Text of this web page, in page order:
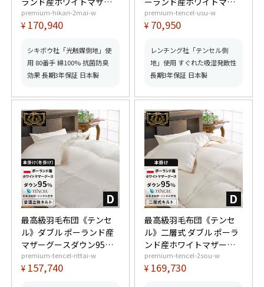
グースダウン95% (440dp
以上)合掛1.2kg、肌掛
【6つ星プレミアムゴール
ド取得】【グッドふとん
マーク取得】
premium-hikari-2mai-w
¥ 170,940
シキボウ社「光触媒側地」使
用 80番手 綿100% 抗菌防臭
効果 長期3年保証 日本製
ーグースダウン95%
(440dp以上) 0.55kg 【6つ
得】【グッドふとんマー
ク取得】
premium-tencel-usu-w
¥ 70,950
レンチング社「テンセル側
地」使用 すぐれた吸湿発散性
長期3年保証 日本製
最高級羽毛布団《テンセ
ル》ダブル ポーランド産
マザーグースダウン95%
(440dp以上) 羽毛量1.7kg
【6つ星プレミアムゴール
premium-tencel-rittai-w
¥ 157,740
最高級羽毛布団《テンセ
ル》二層式 ダブル ポーラ
ンド産ホワイトマザーグ
ースダウン95% (440dp以
上) 羽毛量1.8kg 【6つ星
premium-tencel-2sou-w
¥ 169,730